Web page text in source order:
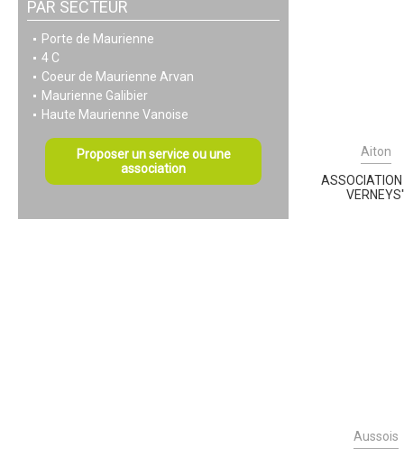
PAR SECTEUR
Porte de Maurienne
4 C
Coeur de Maurienne Arvan
Maurienne Galibier
Haute Maurienne Vanoise
Proposer un service ou une
association
Aiton
Aussois